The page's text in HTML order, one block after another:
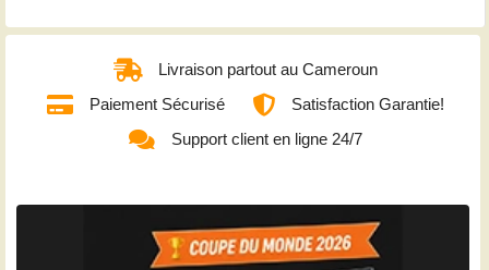
Livraison partout au Cameroun
Paiement Sécurisé
Satisfaction Garantie!
Support client en ligne 24/7